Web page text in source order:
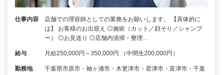
仕事内容
店舗での理容師としての業務をお願いします。 【具体的に
は】 お客様のお出迎え ◎施術（カット／顔そり／シャンプ
ー） ◎お見送り ◎店舗内清掃・整理…
給与 月給250,000円～350,000円 （中間生200,000円）
勤務地
千葉県市原市・袖ヶ浦市・木更津市・君津市・富津市・千葉